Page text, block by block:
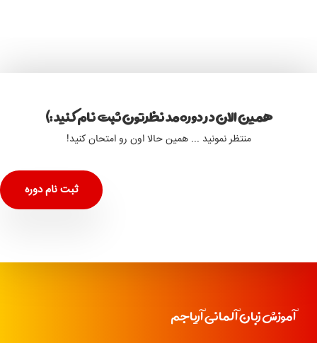
همین الان در دوره مد نظرتون ثبت نام کنید :)
منتظر نمونید ... همین حالا اون رو امتحان کنید!
ثبت نام دوره
آموزش زبان آلمانی آریاجم